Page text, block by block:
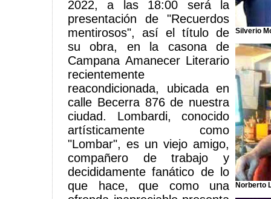
Silverio
Norberto
2022, a las 18:00 será la
presentación de "Recuerdos
mentirosos", así el título de
su obra, en la casona de
Campana Amanecer Literario
recientemente
reacondicionada, ubicada en
calle Becerra 876 de nuestra
ciudad. Lombardi, conocido
artísticamente como
"Lombar", es un viejo amigo,
compañero de trabajo y
decididamente fanático de lo
que hace, que como una